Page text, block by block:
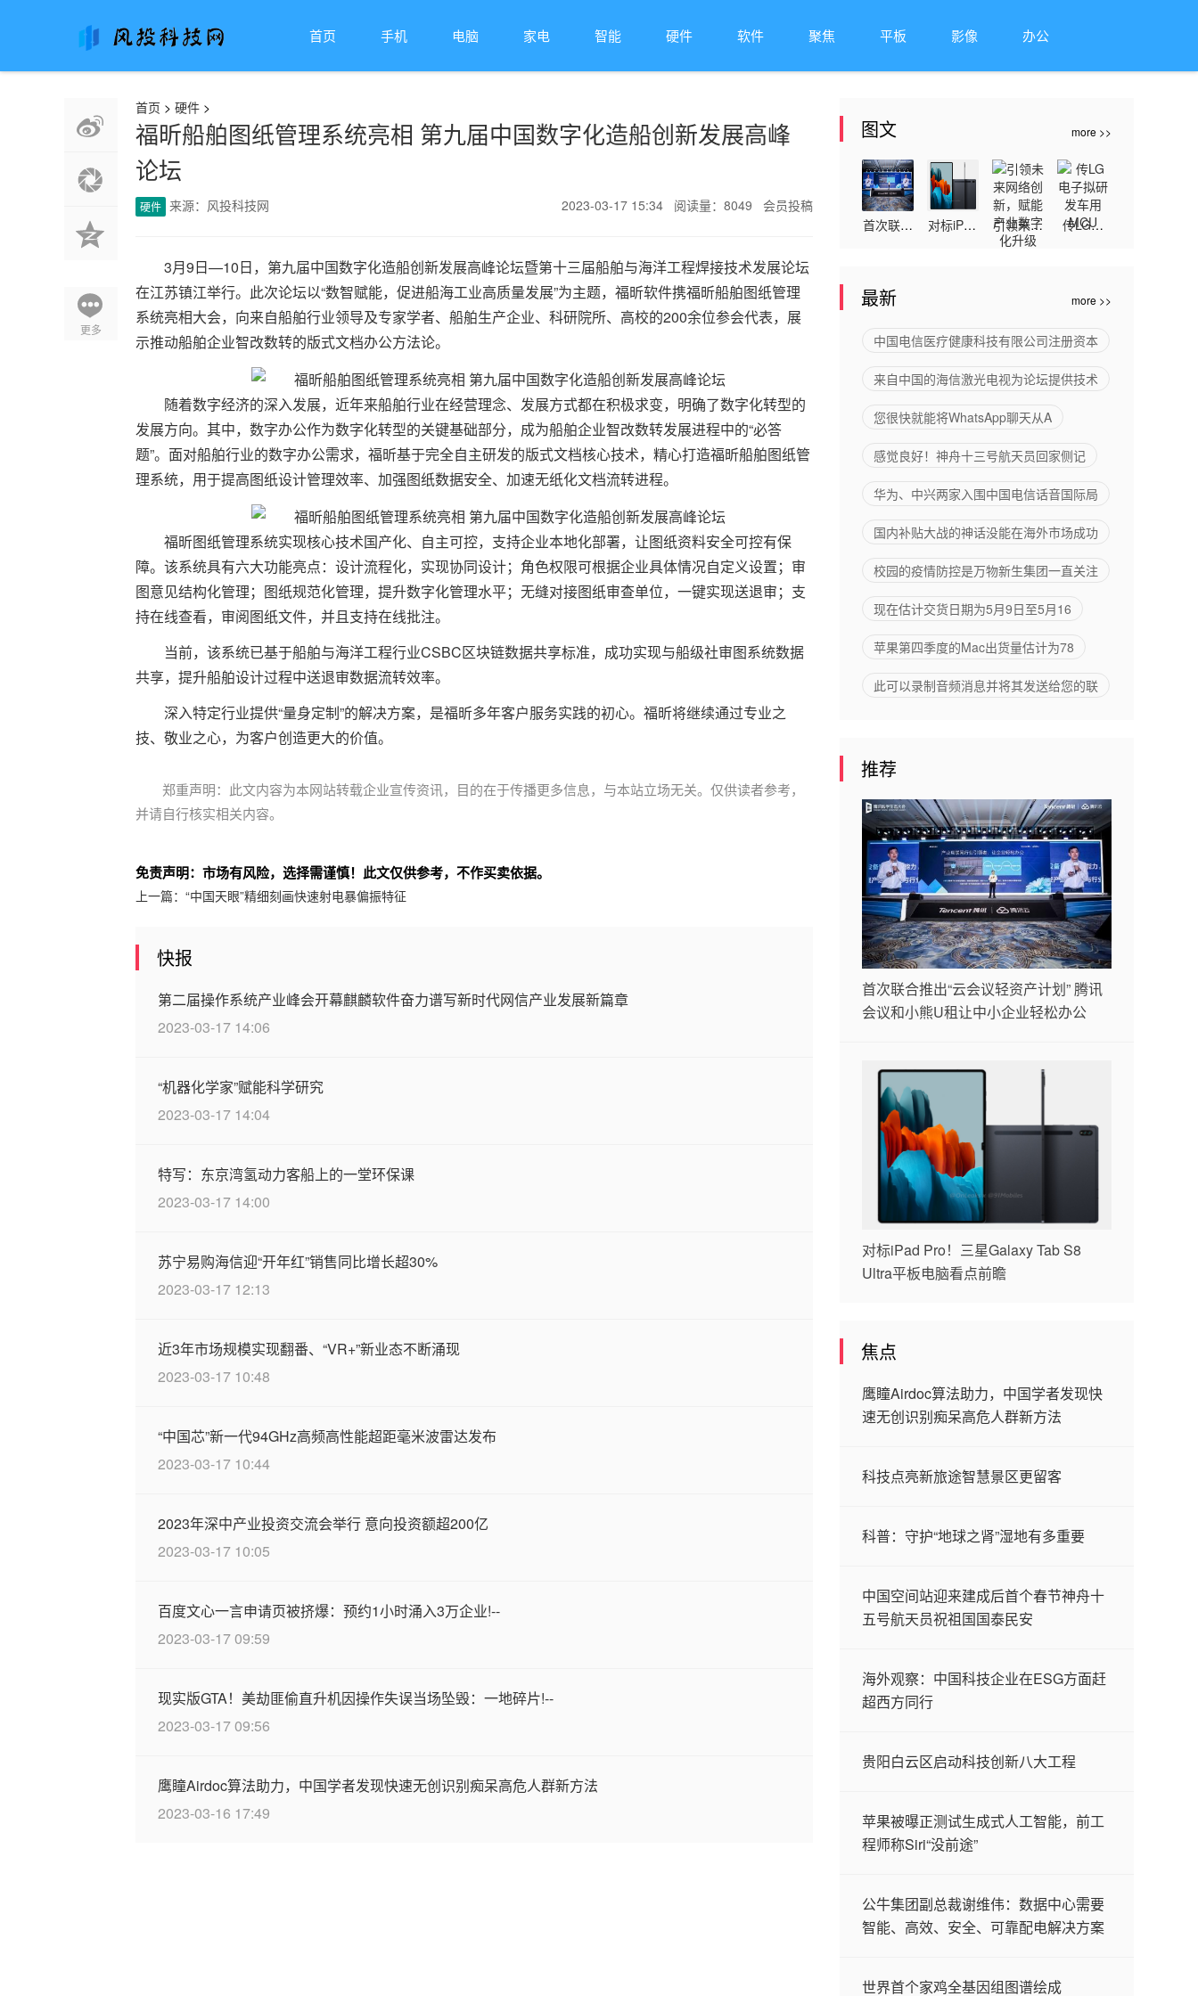
首页 手机 电脑 家电 智能 硬件 软件 聚焦 平板 影像 办公
更多
首页 > 硬件 >
福昕船舶图纸管理系统亮相 第九届中国数字化造船创新发展高峰
论坛
硬件 来源：风投科技网 2023-03-17 15:34 阅读量：8049 会员投稿
3月9日—10日，第九届中国数字化造船创新发展高峰论坛暨第十三届船舶与海洋工程焊接技术发展论坛
在江苏镇江举行。此次论坛以“数智赋能，促进船海工业高质量发展”为主题，福昕软件携福昕船舶图纸管理
系统亮相大会，向来自船舶行业领导及专家学者、船舶生产企业、科研院所、高校的200余位参会代表，展
示推动船舶企业智改数转的版式文档办公方法论。
随着数字经济的深入发展，近年来船舶行业在经营理念、发展方式都在积极求变，明确了数字化转型的
发展方向。其中，数字办公作为数字化转型的关键基础部分，成为船舶企业智改数转发展进程中的“必答
题”。面对船舶行业的数字办公需求，福昕基于完全自主研发的版式文档核心技术，精心打造福昕船舶图纸管
理系统，用于提高图纸设计管理效率、加强图纸数据安全、加速无纸化文档流转进程。
福昕图纸管理系统实现核心技术国产化、自主可控，支持企业本地化部署，让图纸资料安全可控有保
障。该系统具有六大功能亮点：设计流程化，实现协同设计；角色权限可根据企业具体情况自定义设置；审
图意见结构化管理；图纸规范化管理，提升数字化管理水平；无缝对接图纸审查单位，一键实现送退审；支
持在线查看，审阅图纸文件，并且支持在线批注。
当前，该系统已基于船舶与海洋工程行业CSBC区块链数据共享标准，成功实现与船级社审图系统数据
共享，提升船舶设计过程中送退审数据流转效率。
深入特定行业提供“量身定制”的解决方案，是福昕多年客户服务实践的初心。福昕将继续通过专业之
技、敬业之心，为客户创造更大的价值。
郑重声明：此文内容为本网站转载企业宣传资讯，目的在于传播更多信息，与本站立场无关。仅供读者参考，
并请自行核实相关内容。
免责声明：市场有风险，选择需谨慎！此文仅供参考，不作买卖依据。
上一篇： “中国天眼”精细刻画快速射电暴偏振特征
快报
第二届操作系统产业峰会开幕麒麟软件奋力谱写新时代网信产业发展新篇章
2023-03-17 14:06
“机器化学家”赋能科学研究
2023-03-17 14:04
特写：东京湾氢动力客船上的一堂环保课
2023-03-17 14:00
苏宁易购海信迎“开年红”销售同比增长超30%
2023-03-17 12:13
近3年市场规模实现翻番、“VR+”新业态不断涌现
2023-03-17 10:48
“中国芯”新一代94GHz高频高性能超距毫米波雷达发布
2023-03-17 10:44
2023年深中产业投资交流会举行 意向投资额超200亿
2023-03-17 10:05
百度文心一言申请页被挤爆：预约1小时涌入3万企业!--
2023-03-17 09:59
现实版GTA！美劫匪偷直升机因操作失误当场坠毁：一地碎片!--
2023-03-17 09:56
鹰瞳Airdoc算法助力，中国学者发现快速无创识别痴呆高危人群新方法
2023-03-16 17:49
图文 more >>
首次联合
产计划”
腾讯会议
租让中小
企业轻松
对标iPad
Ultra平板
前瞻
引领未来
网络创
化升级
传LG电
U
最新 more >>
中国电信医疗健康科技有限公司注册资本
来自中国的海信激光电视为论坛提供技术
您很快就能将WhatsApp聊天从A
感觉良好！神舟十三号航天员回家侧记
华为、中兴两家入围中国电信话音国际局
国内补贴大战的神话没能在海外市场成功
校园的疫情防控是万物新生集团一直关注
现在估计交货日期为5月9日至5月16
苹果第四季度的Mac出货量估计为78
此可以录制音频消息并将其发送给您的联
推荐
首次联合推出“云会议轻资产计划” 腾讯
会议和小熊U租让中小企业轻松办公
对标iPad Pro！三星Galaxy Tab S8
Ultra平板电脑看点前瞻
焦点
鹰瞳Airdoc算法助力，中国学者发现快
速无创识别痴呆高危人群新方法
科技点亮新旅途智慧景区更留客
科普：守护“地球之肾”湿地有多重要
中国空间站迎来建成后首个春节神舟十
五号航天员祝祖国国泰民安
海外观察：中国科技企业在ESG方面赶
超西方同行
贵阳白云区启动科技创新八大工程
苹果被曝正测试生成式人工智能，前工
程师称Siri“没前途”
公牛集团副总裁谢维伟：数据中心需要
智能、高效、安全、可靠配电解决方案
世界首个家鸡全基因组图谱绘成